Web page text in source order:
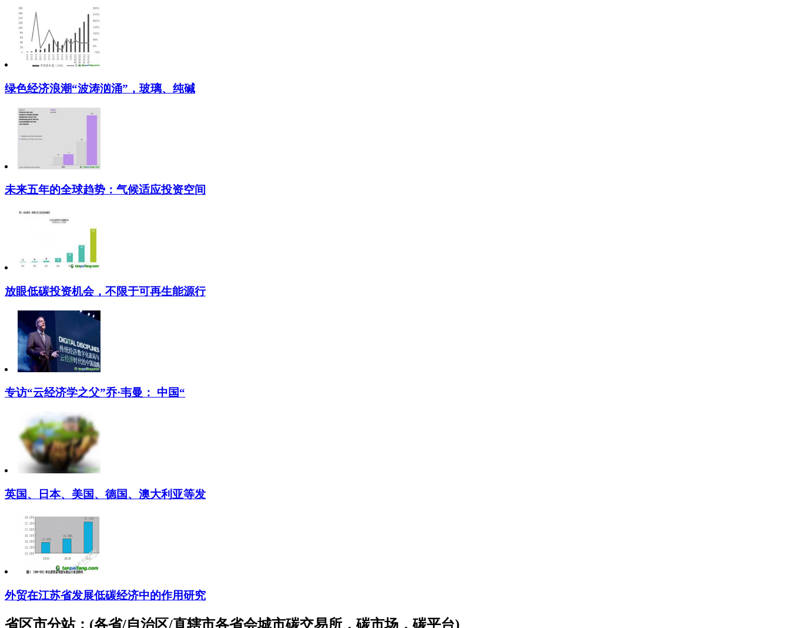
绿色经济浪潮“波涛汹涌”，玻璃、纯碱
未来五年的全球趋势：气候适应投资空间
放眼低碳投资机会，不限于可再生能源行
专访“云经济学之父”乔·韦曼： 中国“
英国、日本、美国、德国、澳大利亚等发
外贸在江苏省发展低碳经济中的作用研究
省区市分站：(各省/自治区/直辖市各省会城市碳交易所，碳市场，碳平台)